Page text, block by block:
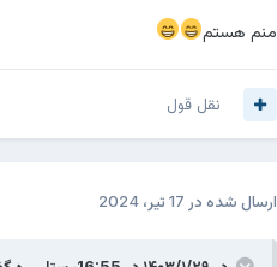
منم هستم
نقل قول
ارسال شده در 17 تیر، 2024